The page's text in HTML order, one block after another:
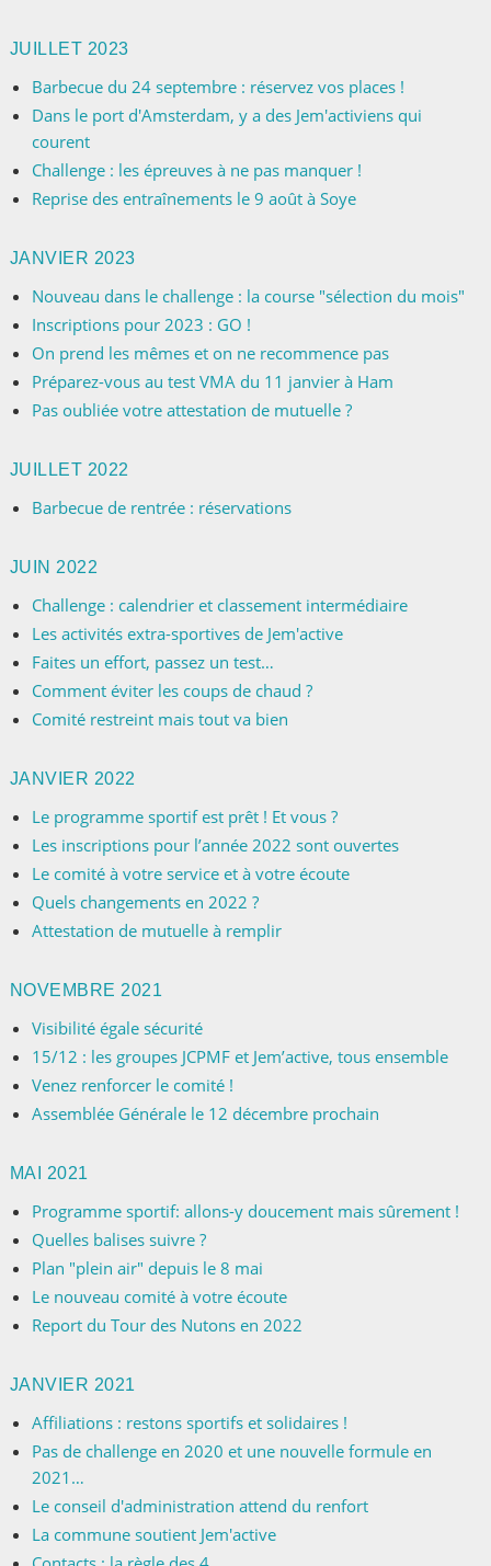
JUILLET 2023
Barbecue du 24 septembre : réservez vos places !
Dans le port d'Amsterdam, y a des Jem'activiens qui
courent
Challenge : les épreuves à ne pas manquer !
Reprise des entraînements le 9 août à Soye
JANVIER 2023
Nouveau dans le challenge : la course "sélection du mois"
Inscriptions pour 2023 : GO !
On prend les mêmes et on ne recommence pas
Préparez-vous au test VMA du 11 janvier à Ham
Pas oubliée votre attestation de mutuelle ?
JUILLET 2022
Barbecue de rentrée : réservations
JUIN 2022
Challenge : calendrier et classement intermédiaire
Les activités extra-sportives de Jem'active
Faites un effort, passez un test…
Comment éviter les coups de chaud ?
Comité restreint mais tout va bien
JANVIER 2022
Le programme sportif est prêt ! Et vous ?
Les inscriptions pour l’année 2022 sont ouvertes
Le comité à votre service et à votre écoute
Quels changements en 2022 ?
Attestation de mutuelle à remplir
NOVEMBRE 2021
Visibilité égale sécurité
15/12 : les groupes JCPMF et Jem’active, tous ensemble
Venez renforcer le comité !
Assemblée Générale le 12 décembre prochain
MAI 2021
Programme sportif: allons-y doucement mais sûrement !
Quelles balises suivre ?
Plan "plein air" depuis le 8 mai
Le nouveau comité à votre écoute
Report du Tour des Nutons en 2022
JANVIER 2021
Affiliations : restons sportifs et solidaires !
Pas de challenge en 2020 et une nouvelle formule en
2021…
Le conseil d'administration attend du renfort
La commune soutient Jem'active